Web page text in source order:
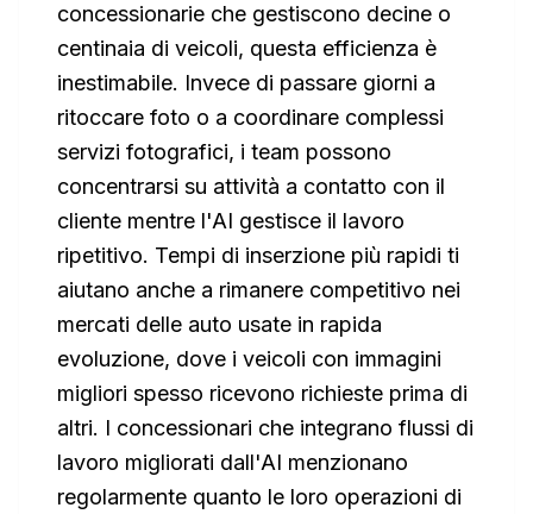
concessionarie che gestiscono decine o
centinaia di veicoli, questa efficienza è
inestimabile. Invece di passare giorni a
ritoccare foto o a coordinare complessi
servizi fotografici, i team possono
concentrarsi su attività a contatto con il
cliente mentre l'AI gestisce il lavoro
ripetitivo. Tempi di inserzione più rapidi ti
aiutano anche a rimanere competitivo nei
mercati delle auto usate in rapida
evoluzione, dove i veicoli con immagini
migliori spesso ricevono richieste prima di
altri. I concessionari che integrano flussi di
lavoro migliorati dall'AI menzionano
regolarmente quanto le loro operazioni di